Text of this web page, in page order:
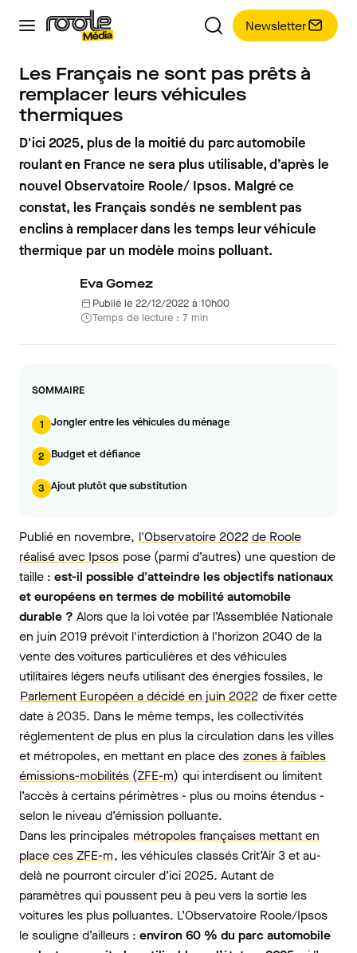
Newsletter
Les Français ne sont pas prêts à
remplacer leurs véhicules
thermiques
D'ici 2025, plus de la moitié du parc automobile
roulant en France ne sera plus utilisable, d’après le
nouvel Observatoire Roole/ Ipsos. Malgré ce
constat, les Français sondés ne semblent pas
enclins à remplacer dans les temps leur véhicule
thermique par un modèle moins polluant.
Eva Gomez
Publié le 22/12/2022 à 10h00
Temps de lecture : 7 min
SOMMAIRE
1 Jongler entre les véhicules du ménage
2 Budget et défiance
3 Ajout plutôt que substitution
Publié en novembre, l'Observatoire 2022 de Roole
réalisé avec Ipsos pose (parmi d’autres) une question de
taille : est-il possible d'atteindre les objectifs nationaux
et européens en termes de mobilité automobile
durable ? Alors que la loi votée par l’Assemblée Nationale
en juin 2019 prévoit l'interdiction à l'horizon 2040 de la
vente des voitures particulières et des véhicules
utilitaires légers neufs utilisant des énergies fossiles, le
Parlement Européen a décidé en juin 2022 de fixer cette
date à 2035. Dans le même temps, les collectivités
réglementent de plus en plus la circulation dans les villes
et métropoles, en mettant en place des zones à faibles
émissions-mobilités (ZFE-m) qui interdisent ou limitent
l’accès à certains périmètres - plus ou moins étendus -
selon le niveau d’émission polluante.
Dans les principales métropoles françaises mettant en
place ces ZFE-m, les véhicules classés Crit’Air 3 et au-
delà ne pourront circuler d’ici 2025. Autant de
paramètres qui poussent peu à peu vers la sortie les
voitures les plus polluantes. L’Observatoire Roole/Ipsos
le souligne d’ailleurs : environ 60 % du parc automobile